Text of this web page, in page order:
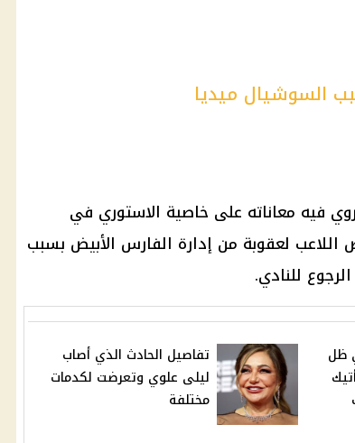
السوشيال ميديا
فيه معاناته على خاصية الاستوري في
لعقوبة من إدارة الفارس الأبيض بسبب
للنادي.
ظل
تفاصيل الحادث الذي أصاب
ليلى علوي وتعرضت لكدمات
مختلفة